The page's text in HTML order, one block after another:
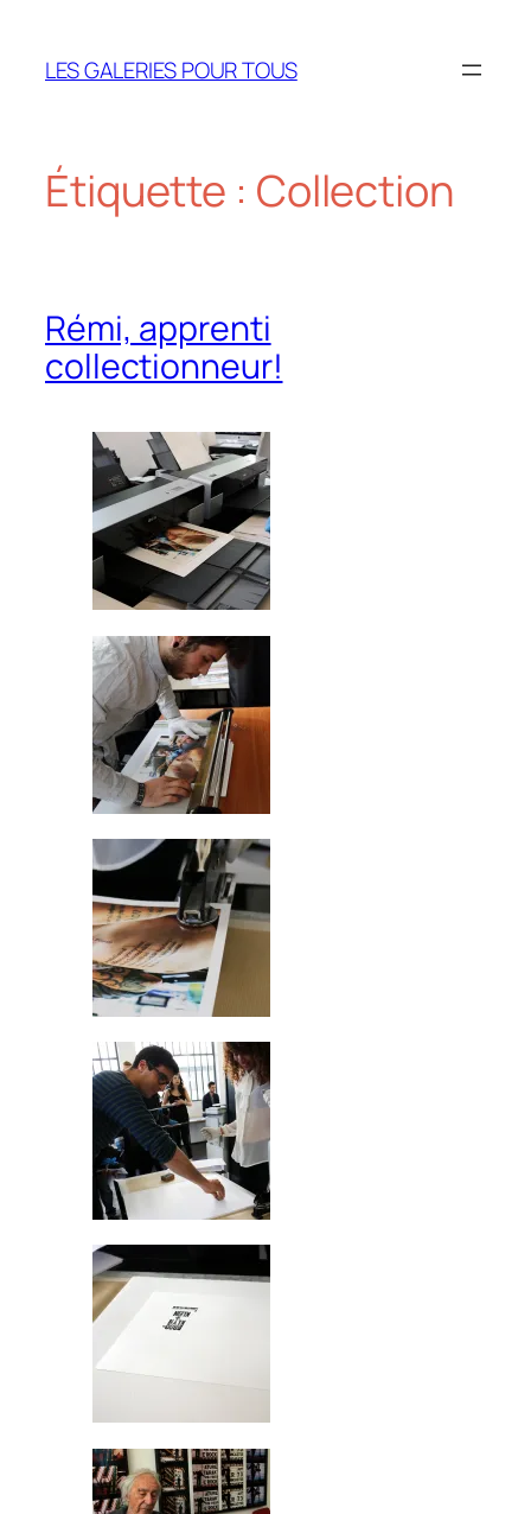
contenu
LES GALERIES POUR TOUS
Étiquette : Collection
Rémi, apprenti
collectionneur!